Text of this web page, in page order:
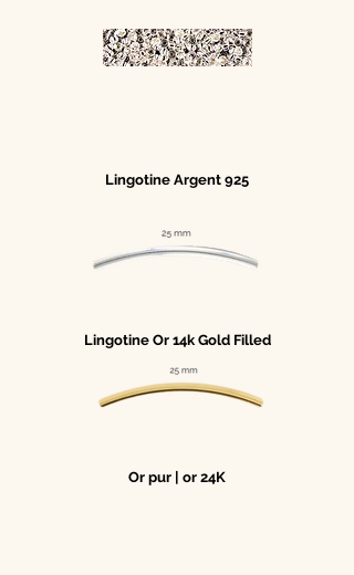
Lingotine Argent 925
Lingotine Or 14k Gold Filled
Or pur | or 24K